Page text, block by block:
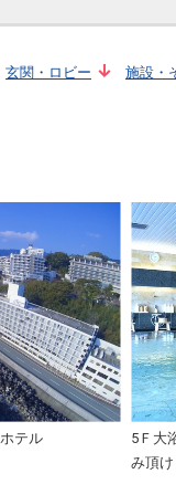
玄関・ロビー 施設・
テル
5Ｆ大
み頂